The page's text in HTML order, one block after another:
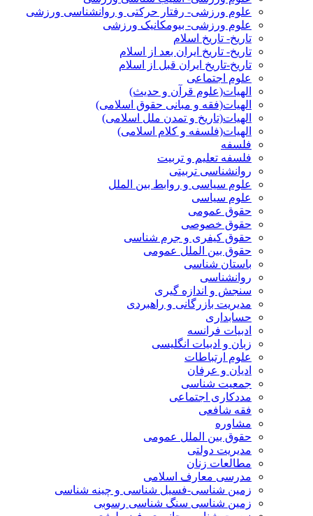
علوم ورزشی- رفتار حرکتی و روانشناسی ورزشی
علوم ورزشی- بیومکانیک ورزشی
تاریخ- تاریخ اسلام
تاریخ- تاریخ ایران بعد از اسلام
تاریخ-تاریخ ایران قبل از اسلام
علوم اجتماعی
الهیات(علوم قرآن و حدیث)
الهیات(فقه و مبانی حقوق اسلامی)
الهیات(تاریخ و تمدن ملل اسلامی)
الهیات(فلسفه و کلام اسلامی)
فلسفه
فلسفه تعلیم و تربیت
روانشناسی تربیتی
علوم سیاسی و روابط بین الملل
علوم سیاسی
حقوق عمومی
حقوق خصوصی
حقوق کیفری و جرم شناسی
حقوق بین الملل عمومی
باستان شناسی
روانشناسی
سنجش و اندازه گیری
مدیریت بازرگانی و راهبردی
حسابداری
ادبیات فرانسه
زبان و ادبیات انگلیسی
علوم ارتباطات
ادیان و عرفان
جمعیت شناسی
مددکاری اجتماعی
فقه شافعی
مشاوره
حقوق بین الملل عمومی
مدیریت دولتی
مطالعات زنان
مدرسی معارف اسلامی
زمین شناسی-فسیل شناسی و چینه شناسی
زمین شناسی سنگ شناسی رسوبی